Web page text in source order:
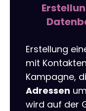
Erstellung
mit
Kampagne,
Adressen
wird auf der